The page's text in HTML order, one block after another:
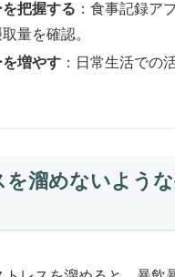
把握する ：食事記録ア
量を確認。
増やす ：日常生活での
を溜めないよう